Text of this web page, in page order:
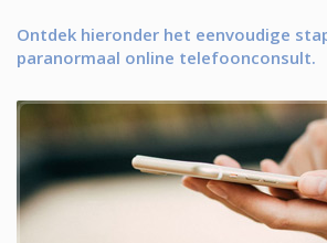
Ontdek hieronder het eenvoudige
paranormaal online telefoonconsult.